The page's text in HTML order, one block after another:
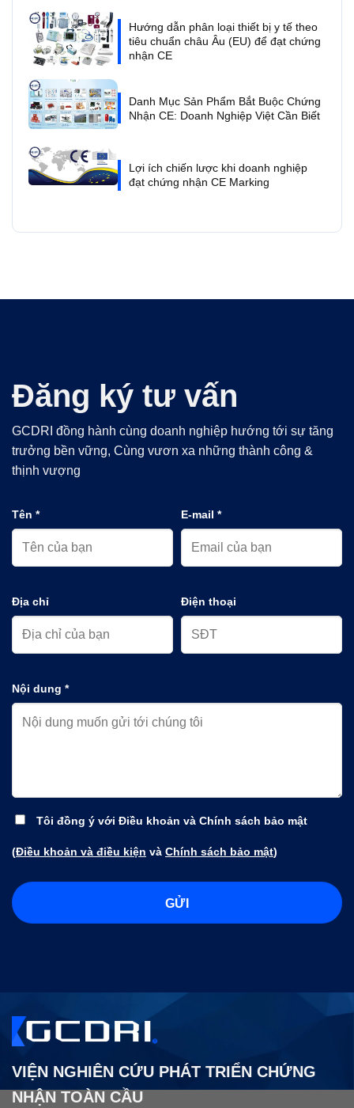
Hướng dẫn phân loại thiết bị y tế theo
tiêu chuẩn châu Âu (EU) để đạt chứng
nhận CE
Danh Mục Sản Phẩm Bắt Buộc Chứng
Nhận CE: Doanh Nghiệp Việt Cần Biết
Lợi ích chiến lược khi doanh nghiệp
đạt chứng nhận CE Marking
Đăng ký tư vấn
GCDRI đồng hành cùng doanh nghiệp hướng tới sự tăng
trưởng bền vững, Cùng vươn xa những thành công &
thịnh vượng
Tên * E-mail *
Địa chỉ Điện thoại
Nội dung *
Tôi đồng ý với Điều khoản và Chính sách bảo mật
(Điều khoản và điều kiện và Chính sách bảo mật)
VIỆN NGHIÊN CỨU PHÁT TRIỂN CHỨNG
NHẬN TOÀN CẦU